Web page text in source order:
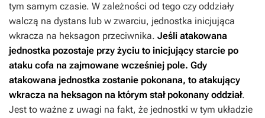
tym samym czasie. W zależności od tego czy oddziały
walczą na dystans lub w zwarciu, jednostka inicjująca
wkracza na heksagon przeciwnika. Jeśli atakowana
jednostka pozostaje przy życiu to inicjujący starcie po
ataku cofa na zajmowane wcześniej pole. Gdy
atakowana jednostka zostanie pokonana, to atakujący
wkracza na heksagon na którym stał pokonany oddział.
Jest to ważne z uwagi na fakt, że jednostki w tym układzie